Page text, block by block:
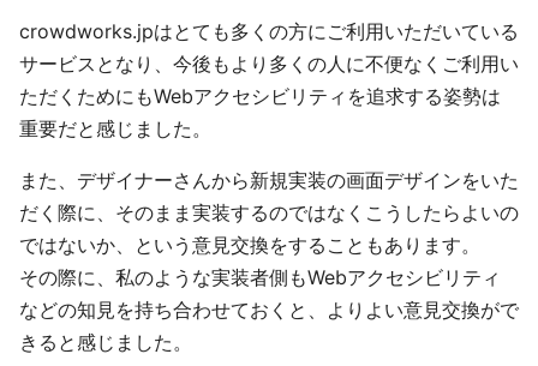
crowdworks.jpはとても多くの方にご利用いただいている
サービスとなり、今後もより多くの人に不便なくご利用い
ただくためにもWebアクセシビリティを追求する姿勢は
重要だと感じました。
また、デザイナーさんから新規実装の画面デザインをいた
だく際に、そのまま実装するのではなくこうしたらよいの
ではないか、という意見交換をすることもあります。
その際に、私のような実装者側もWebアクセシビリティ
などの知見を持ち合わせておくと、よりよい意見交換がで
きると感じました。